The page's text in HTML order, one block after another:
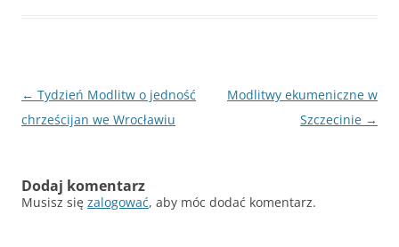
Nawigacja
wpisu
← Tydzień Modlitw o jedność
chrześcijan we Wrocławiu
Modlitwy ekumeniczne w
Szczecinie →
Dodaj komentarz
Musisz się zalogować, aby móc dodać komentarz.